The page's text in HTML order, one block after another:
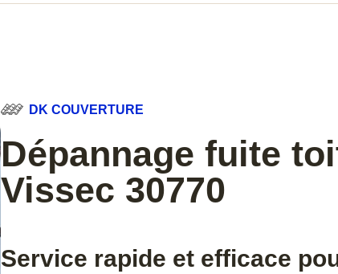
DK COUVERTURE
Dépannage fuite
Vissec 30770
Service rapide et efficace